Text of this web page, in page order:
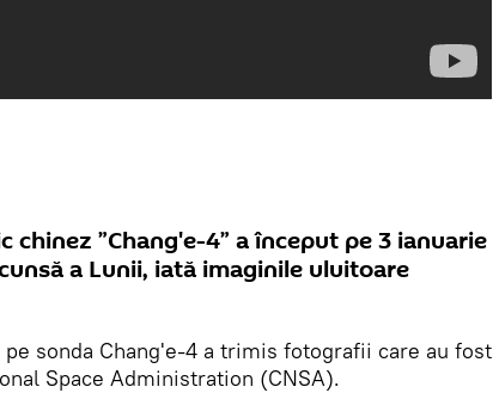
chinez ”Chang'e-4” a început pe 3 ianuarie
a Lunii, iată imaginile uluitoare
sonda Chang'e-4 a trimis fotografii care au fost
Space Administration (CNSA).